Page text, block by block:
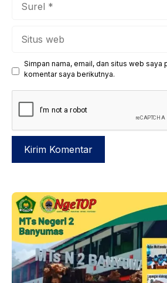
Simpan nama, email, dan situs web saya
komentar saya berikutnya.